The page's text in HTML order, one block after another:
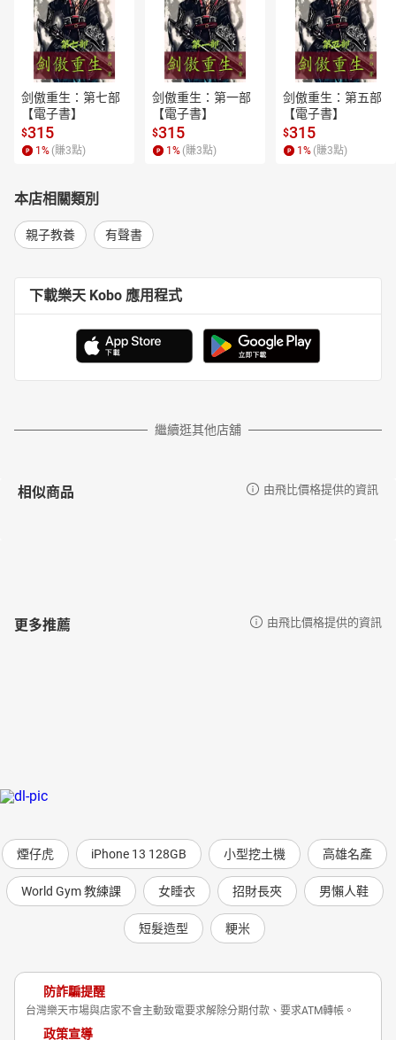
剑傲重生：第七部
【電子書】
$315
1 % (賺3點)
剑傲重生：第一部
【電子書】
$315
1 % (賺3點)
剑傲重生：第五部
【電子書】
$315
1 % (賺3點)
本店相關類別
親子教養 有聲書
下載樂天 Kobo 應用程式
繼續逛其他店舖
相似商品 由飛比價格提供的資訊
更多推薦 由飛比價格提供的資訊
煙仔虎 iPhone 13 128GB 小型挖土機 高雄名產
World Gym 教練課 女睡衣 招財長夾 男懶人鞋
短髮造型 粳米
防詐騙提醒
台灣樂天市場與店家不會主動致電要求解除分期付款、要求ATM轉帳。
政策宣導